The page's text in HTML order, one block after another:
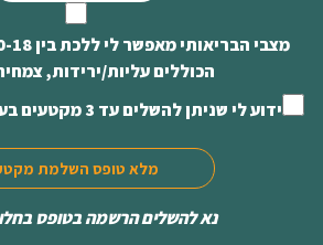
הכוללים עליות/ירידות,
ידוע לי שניתן להשלים עד 3 מקטעים בעונה לפי תנאי התקנון
מלא טופס השלמת
נא להשלים הרשמה בטופס